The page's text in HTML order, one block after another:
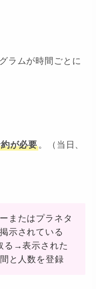
ラムが時間ごとに
が必要。（当日、
またはプラネタ
示されている
る→表示された
と人数を登録